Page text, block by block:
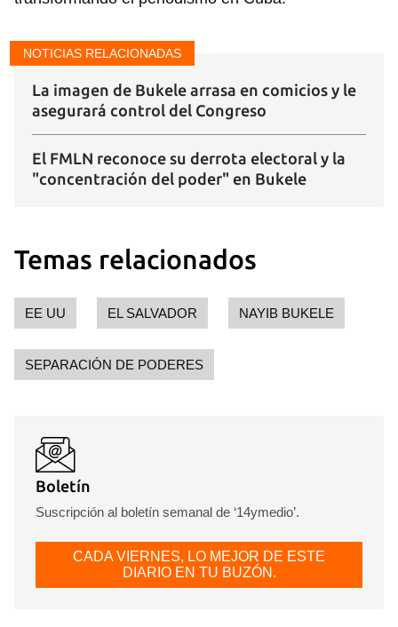
Guardar como favorito
Para poder guardar como favorito, primero has de
iniciar sesión con tu cuenta de 14ymedio.
NOTICIAS RELACIONADAS
La imagen de Bukele arrasa en comicios y le
asegurará control del Congreso
El FMLN reconoce su derrota electoral y la
"concentración del poder" en Bukele
Temas relacionados
EE UU EL SALVADOR NAYIB BUKELE
SEPARACIÓN DE PODERES
Boletín
Suscripción al boletín semanal de ‘14ymedio’.
CADA VIERNES, LO MEJOR DE ESTE
DIARIO EN TU BUZÓN.